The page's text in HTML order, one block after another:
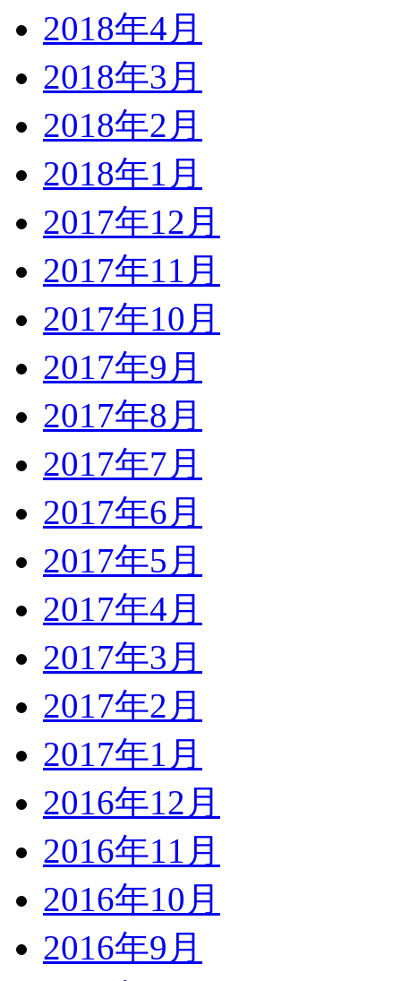
2018年4月
2018年3月
2018年2月
2018年1月
2017年12月
2017年11月
2017年10月
2017年9月
2017年8月
2017年7月
2017年6月
2017年5月
2017年4月
2017年3月
2017年2月
2017年1月
2016年12月
2016年11月
2016年10月
2016年9月